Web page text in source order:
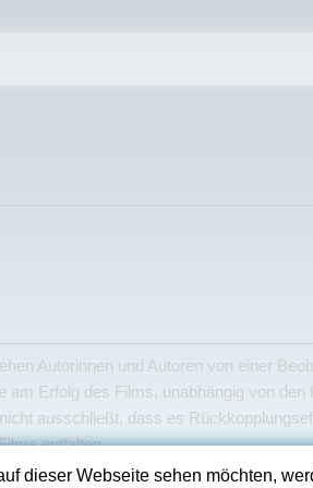
Autorinnen und Autoren von einer
Erfolg des Films, unabhängig von
ausschließt, dass es
entfalten.
zu werden in Fragen, die die
dieser Webseite sehen möchten,